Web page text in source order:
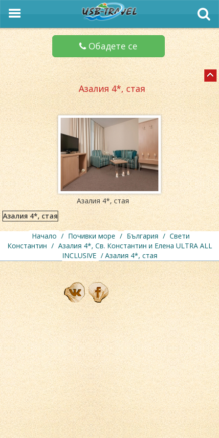
Обадете се
Азалия 4*, стая
Азалия 4*, стая
Азалия 4*, стая
Начало / Почивки море / България / Свети
Константин / Азалия 4*, Св. Константин и Елена ULTRA ALL
INCLUSIVE / Азалия 4*, стая